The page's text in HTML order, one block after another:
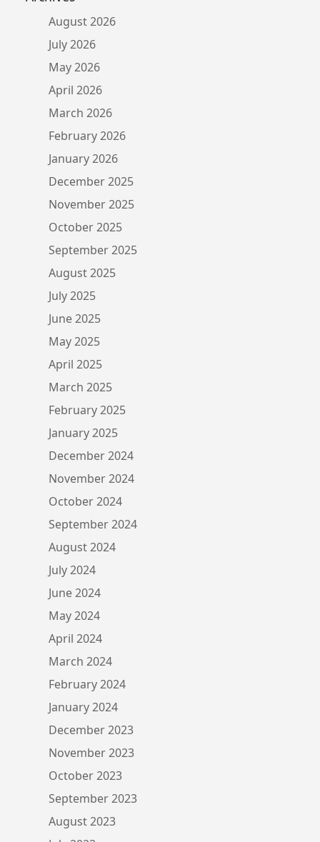
August 2026
July 2026
May 2026
April 2026
March 2026
February 2026
January 2026
December 2025
November 2025
October 2025
September 2025
August 2025
July 2025
June 2025
May 2025
April 2025
March 2025
February 2025
January 2025
December 2024
November 2024
October 2024
September 2024
August 2024
July 2024
June 2024
May 2024
April 2024
March 2024
February 2024
January 2024
December 2023
November 2023
October 2023
September 2023
August 2023